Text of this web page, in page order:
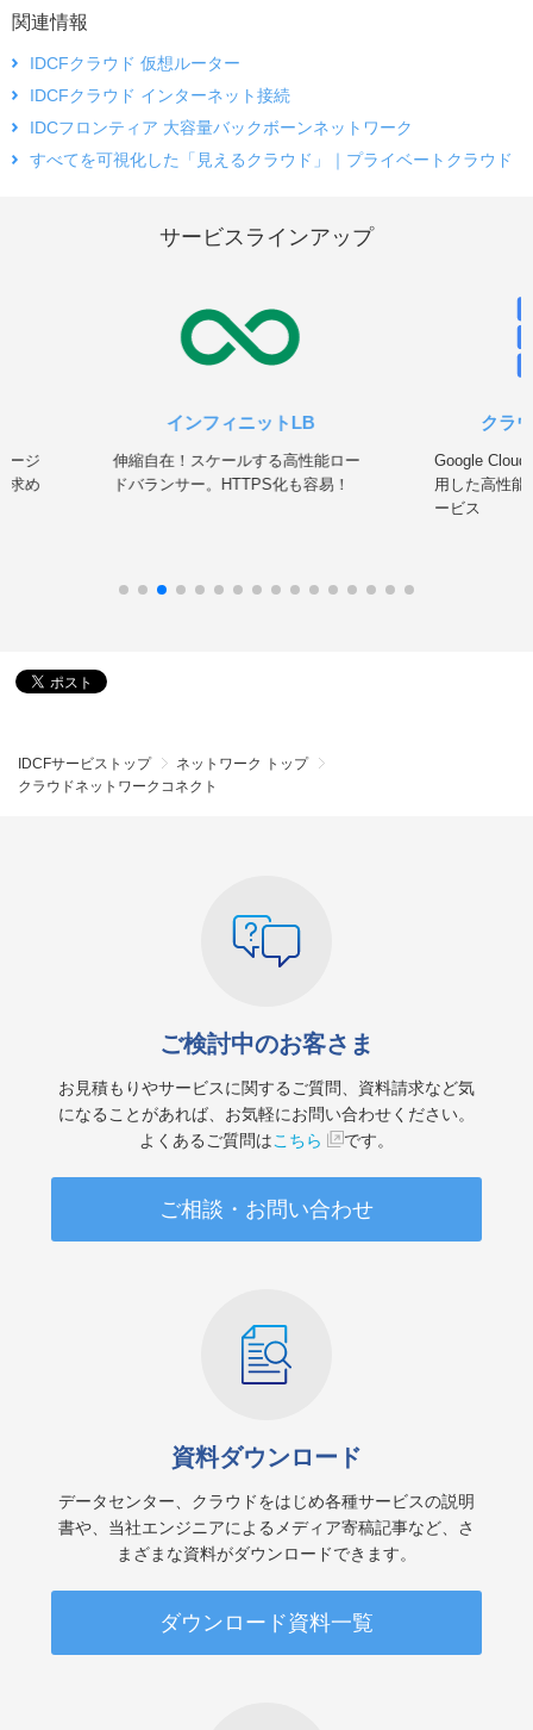
関連情報
IDCFクラウド 仮想ルーター
IDCFクラウド インターネット接続
IDCフロンティア 大容量バックボーンネットワーク
すべてを可視化した「見えるクラウド」｜プライベートクラウド
サービスラインアップ
ージ
求め
インフィニットLB
伸縮自在！スケールする高性能ロー
ドバランサー。HTTPS化も容易！
クラ
Google
用した高性能
ービス
IDCFサービストップ
ネットワーク トップ
クラウドネットワークコネクト
ご検討中のお客さま
お見積もりやサービスに関するご質問、資料請求など気
になることがあれば、お気軽にお問い合わせください。
よくあるご質問はこちら です。
ご相談・お問い合わせ
資料ダウンロード
データセンター、クラウドをはじめ各種サービスの説明
書や、当社エンジニアによるメディア寄稿記事など、さ
まざまな資料がダウンロードできます。
ダウンロード資料一覧